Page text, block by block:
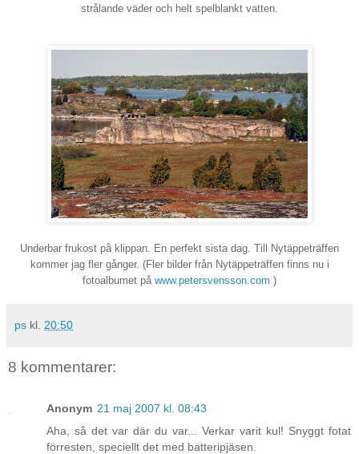
strålande väder och helt spelblankt vatten.
Underbar frukost på klippan. En perfekt sista dag. Till Nytäppeträffen
kommer jag fler gånger. (Fler bilder från Nytäppeträffen finns nu i
fotoalbumet på www.petersvensson.com )
ps kl. 20:50
8 kommentarer:
Anonym 21 maj 2007 kl. 08:43
Aha, så det var där du var... Verkar varit kul! Snyggt fotat
förresten, speciellt det med batteripjäsen.